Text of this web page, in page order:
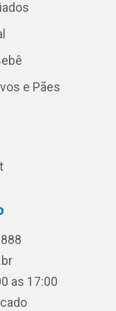
e Pães
as 17:00